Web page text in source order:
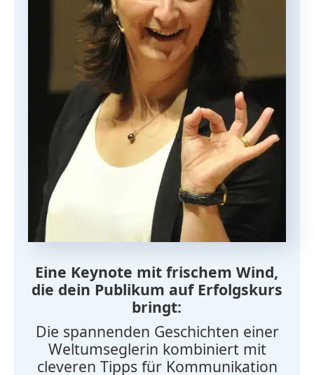
Eine Keynote mit frischem Wind,
die dein Publikum auf Erfolgskurs
bringt:
Die spannenden Geschichten einer
Weltumseglerin kombiniert mit
cleveren Tipps für Kommunikation